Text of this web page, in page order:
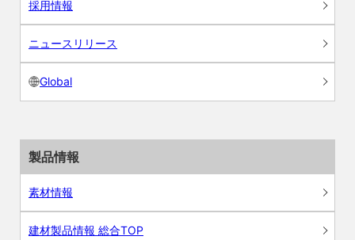
採用情報
ニュースリリース
Global
製品情報
素材情報
建材製品情報 総合TOP